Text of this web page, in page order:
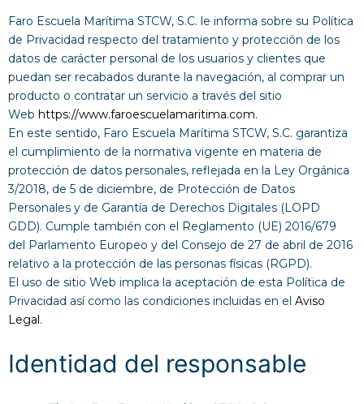
Faro Escuela Marítima STCW, S.C. le informa sobre su Política
de Privacidad respecto del tratamiento y protección de los
datos de carácter personal de los usuarios y clientes que
puedan ser recabados durante la navegación, al comprar un
producto o contratar un servicio a través del sitio
Web https://www.faroescuelamaritima.com.
En este sentido, Faro Escuela Marítima STCW, S.C. garantiza
el cumplimiento de la normativa vigente en materia de
protección de datos personales, reflejada en la Ley Orgánica
3/2018, de 5 de diciembre, de Protección de Datos
Personales y de Garantía de Derechos Digitales (LOPD
GDD). Cumple también con el Reglamento (UE) 2016/679
del Parlamento Europeo y del Consejo de 27 de abril de 2016
relativo a la protección de las personas físicas (RGPD).
El uso de sitio Web implica la aceptación de esta Política de
Privacidad así como las condiciones incluidas en el Aviso
Legal.
Identidad del responsable